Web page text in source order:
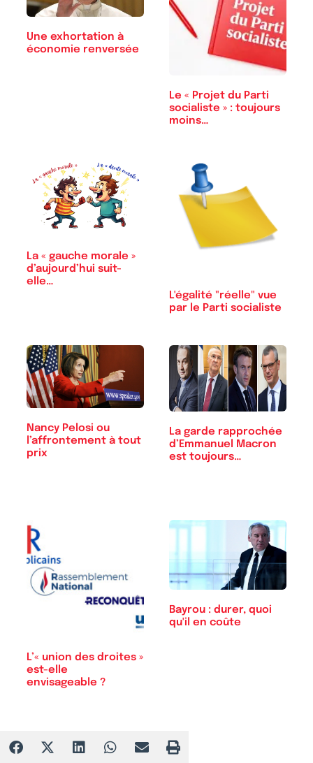
Une exhortation à
économie renversée
Le « Projet du Parti
socialiste » : toujours
moins…
La « gauche morale »
d’aujourd’hui suit-
elle…
L'égalité "réelle" vue
par le Parti socialiste
Nancy Pelosi ou
l’affrontement à tout
prix
La garde rapprochée
d’Emmanuel Macron
est toujours…
L’« union des droites »
est-elle
envisageable ?
Bayrou : durer, quoi
qu'il en coûte